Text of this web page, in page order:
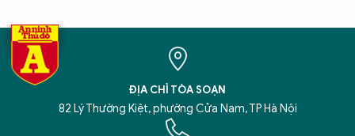
ĐỊA CHỈ TÒA SOẠN
82 Lý Thường Kiệt, phường Cửa Nam, TP Hà Nội